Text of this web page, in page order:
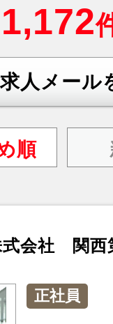
1,172
人メール
順
式会社 関西
正社員